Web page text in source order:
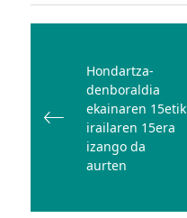
Bidalketetan
nabigatu
Hondartza-
denboraldia
ekainaren 15etik
irailaren 15era
izango da
aurten